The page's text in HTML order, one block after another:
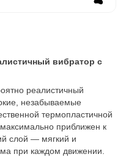
вибратор с
реалистичный
незабываемые
термопластичной
приближен к
слой — мягкий и
при каждом движении.